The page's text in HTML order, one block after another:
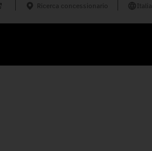
Ricerca concessionario Italia